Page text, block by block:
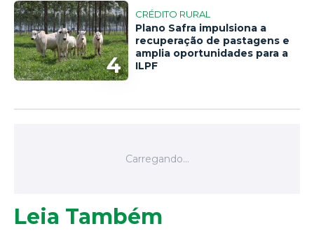
4
CRÉDITO RURAL
Plano Safra impulsiona a
recuperação de pastagens e
amplia oportunidades para a
ILPF
Leia Também